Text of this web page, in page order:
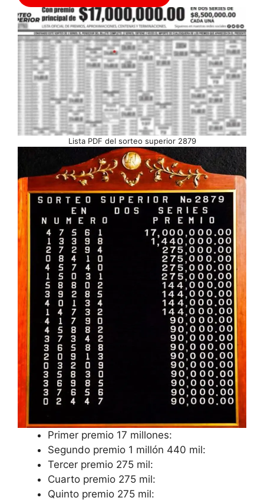
Lista PDF del sorteo superior 2879
Primer premio 17 millones:
Segundo premio 1 millón 440 mil:
Tercer premio 275 mil:
Cuarto premio 275 mil:
Quinto premio 275 mil: